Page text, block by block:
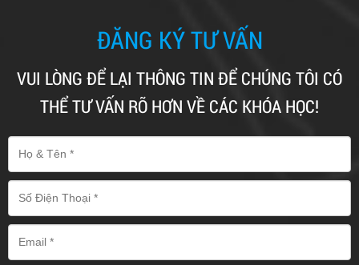
ĐĂNG KÝ TƯ VẤN
VUI LÒNG ĐỂ LẠI THÔNG TIN ĐỂ CHÚNG TÔI CÓ
THỂ TƯ VẤN RÕ HƠN VỀ CÁC KHÓA HỌC!